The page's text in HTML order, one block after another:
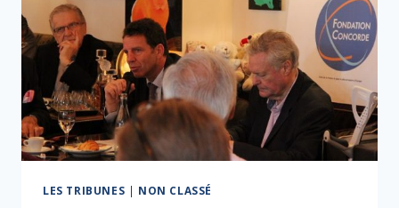
LES TRIBUNES | NON CLASSÉ